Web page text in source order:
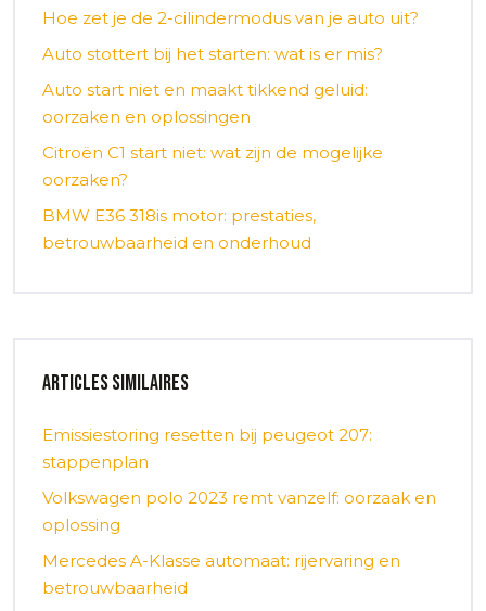
Hoe zet je de 2-cilindermodus van je auto uit?
Auto stottert bij het starten: wat is er mis?
Auto start niet en maakt tikkend geluid:
oorzaken en oplossingen
Citroën C1 start niet: wat zijn de mogelijke
oorzaken?
BMW E36 318is motor: prestaties,
betrouwbaarheid en onderhoud
Articles similaires
Emissiestoring resetten bij peugeot 207:
stappenplan
Volkswagen polo 2023 remt vanzelf: oorzaak en
oplossing
Mercedes A-Klasse automaat: rijervaring en
betrouwbaarheid